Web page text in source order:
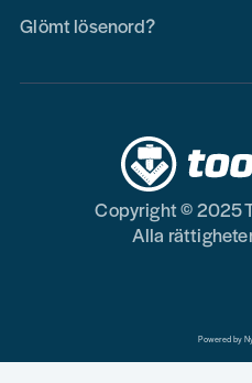
Glömt lösenord?
Copyright © 2025
Alla
Powered by